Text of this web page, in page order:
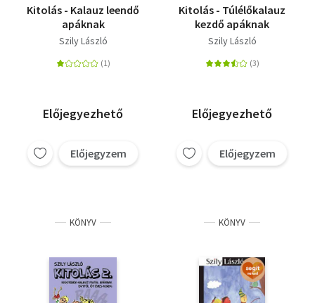
Kitolás - Kalauz leendő
apáknak
Szily László
Előjegyezhető
Előjegyzem
Kitolás - Túlélőkalauz
kezdő apáknak
Szily László
Előjegyezhető
Előjegyzem
KÖNYV KÖNYV